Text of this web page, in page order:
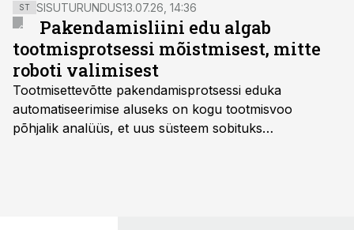
ST SISUTURUNDUS13.07.26, 14:36
Pakendamisliini edu algab
tootmisprotsessi mõistmisest, mitte
roboti valimisest
Tootmisettevõtte pakendamisprotsessi eduka
automatiseerimise aluseks on kogu tootmisvoo
põhjalik analüüs, et uus süsteem sobituks